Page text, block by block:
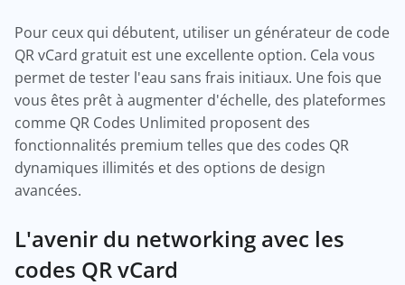
Pour ceux qui débutent, utiliser un générateur de code
QR vCard gratuit est une excellente option. Cela vous
permet de tester l'eau sans frais initiaux. Une fois que
vous êtes prêt à augmenter d'échelle, des plateformes
comme QR Codes Unlimited proposent des
fonctionnalités premium telles que des codes QR
dynamiques illimités et des options de design
avancées.
L'avenir du networking avec les
codes QR vCard